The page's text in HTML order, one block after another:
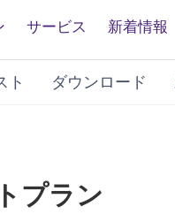
サービス 新着情報
ト ダウンロード
プラン